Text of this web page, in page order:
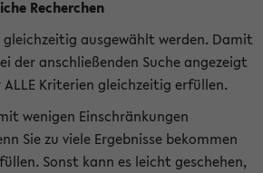
Recherchen
gleichzeitig ausgewählt werden. Damit
der anschließenden Suche angezeigt
Kriterien gleichzeitig erfüllen.
wenigen Einschränkungen
Sie zu viele Ergebnisse bekommen
Sonst kann es leicht geschehen,